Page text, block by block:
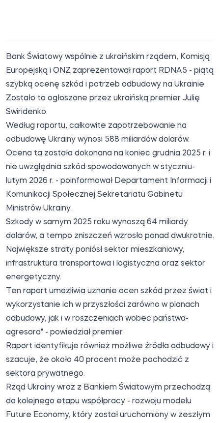
Bank Światowy wspólnie z ukraińskim rządem, Komisją
Europejską i ONZ zaprezentował raport RDNA5 - piątą
szybką ocenę szkód i potrzeb odbudowy na Ukrainie.
Zostało to ogłoszone przez ukraińską premier Julię
Swiridenko.
Według raportu, całkowite zapotrzebowanie na
odbudowę Ukrainy wynosi 588 miliardów dolarów.
Ocena ta została dokonana na koniec grudnia 2025 r. i
nie uwzględnia szkód spowodowanych w styczniu-
lutym 2026 r. - poinformował Departament Informacji i
Komunikacji Społecznej Sekretariatu Gabinetu
Ministrów Ukrainy.
Szkody w samym 2025 roku wynoszą 64 miliardy
dolarów, a tempo zniszczeń wzrosło ponad dwukrotnie.
Największe straty poniósł sektor mieszkaniowy,
infrastruktura transportowa i logistyczna oraz sektor
energetyczny.
Ten raport umożliwia uznanie ocen szkód przez świat i
wykorzystanie ich w przyszłości zarówno w planach
odbudowy, jak i w roszczeniach wobec państwa-
agresora" - powiedział premier.
Raport identyfikuje również możliwe źródła odbudowy i
szacuje, że około 40 procent może pochodzić z
sektora prywatnego.
Rząd Ukrainy wraz z Bankiem Światowym przechodzą
do kolejnego etapu współpracy - rozwoju modelu
Future Economy, który został uruchomiony w zeszłym